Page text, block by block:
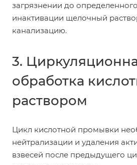
загрязнении до
инактивации щелочный
канализацию.
3.
обработка
раствором
Цикл кислотной промывки
нейтрализации и удаления
взвесей после предыдущего